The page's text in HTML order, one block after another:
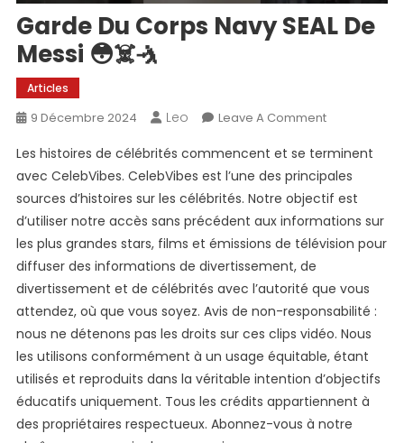
Garde Du Corps Navy SEAL De
Messi 😳☠️🤺
Articles
9 Décembre 2024 Leo Leave A CommentOn
Du
Corps
Navy
SEAL
De
😳
Les histoires de célébrités commencent et se terminent
avec CelebVibes. CelebVibes est l’une des principales
sources d’histoires sur les célébrités. Notre objectif est
d’utiliser notre accès sans précédent aux informations sur
les plus grandes stars, films et émissions de télévision pour
diffuser des informations de divertissement, de
divertissement et de célébrités avec l’autorité que vous
attendez, où que vous soyez. Avis de non-responsabilité :
nous ne détenons pas les droits sur ces clips vidéo. Nous
les utilisons conformément à un usage équitable, étant
utilisés et reproduits dans la véritable intention d’objectifs
éducatifs uniquement. Tous les crédits appartiennent à
des propriétaires respectueux. Abonnez-vous à notre